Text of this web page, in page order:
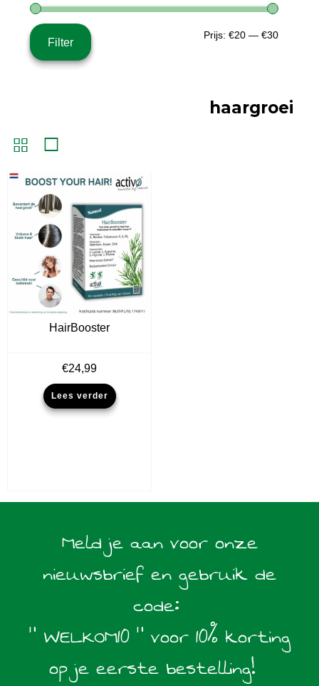
Min.
Max.
Filter
Prijs: €20 — €30
haargroei
HairBooster
€24,99
Lees verder
Meld je aan voor onze
nieuwsbrief en gebruik de
code:
" WELKOM10 " voor 10% korting
op je eerste bestelling!